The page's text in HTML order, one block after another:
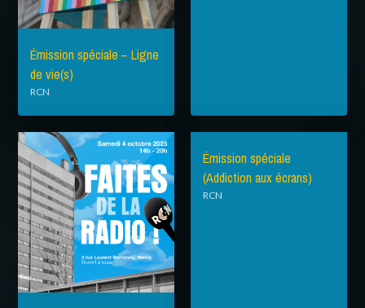
Émission spéciale – Ligne
de vie(s)
RCN
Émission spéciale
(Addiction aux écrans)
RCN